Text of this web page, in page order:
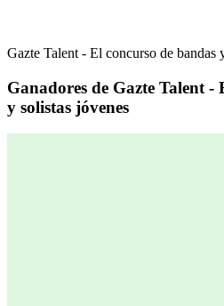
Gazte Talent - El concurso de bandas
Ganadores de Gazte Talent -
y solistas jóvenes